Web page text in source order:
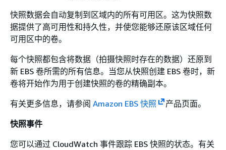
快照数据会自动复制到区域内的所有可用区。这为快照数
据提供了高可用性和持久性，并使您能够还原该区域任何
可用区中的卷。
每个快照都包含将数据（拍摄快照时存在的数据）还原到
新 EBS 卷所需的所有信息。当您从快照创建 EBS 卷时，新
卷将开始作为用于创建快照的卷的精确副本。
有关更多信息，请参阅 Amazon EBS 快照
产品页面。
快照事件
您可以通过 CloudWatch 事件跟踪 EBS 快照的状态。有关